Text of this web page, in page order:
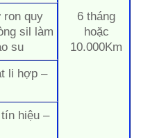
6 tháng
hoặc
10.000Km
ron quy
sil làm
su
li hợp –
hiệu –